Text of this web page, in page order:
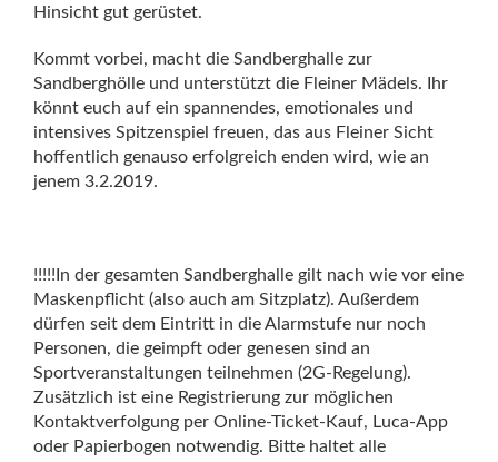
Hinsicht gut gerüstet.
Kommt vorbei, macht die Sandberghalle zur
Sandberghölle und unterstützt die Fleiner Mädels. Ihr
könnt euch auf ein spannendes, emotionales und
intensives Spitzenspiel freuen, das aus Fleiner Sicht
hoffentlich genauso erfolgreich enden wird, wie an
jenem 3.2.2019.
!!!!!In der gesamten Sandberghalle gilt nach wie vor eine
Maskenpflicht (also auch am Sitzplatz). Außerdem
dürfen seit dem Eintritt in die Alarmstufe nur noch
Personen, die geimpft oder genesen sind an
Sportveranstaltungen teilnehmen (2G-Regelung).
Zusätzlich ist eine Registrierung zur möglichen
Kontaktverfolgung per Online-Ticket-Kauf, Luca-App
oder Papierbogen notwendig. Bitte haltet alle